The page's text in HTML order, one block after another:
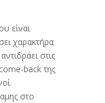
είναι
χαρακτήρα
στις
come-back της
στο